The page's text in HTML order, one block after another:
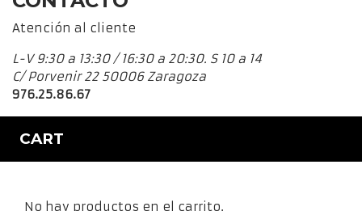
Atención al cliente
L-V 9:30 a 13:30 / 16:30 a 20:30. S 10 a 14
C/ Porvenir 22 50006 Zaragoza
976.25.86.67
CART
No hay productos en el carrito.